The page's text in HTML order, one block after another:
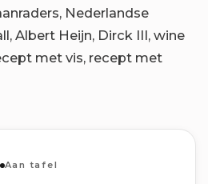
Nederlandse
Albert Heijn, Dirck III, wine
met vis, recept met
Aan tafel